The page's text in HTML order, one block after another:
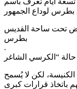
تحت الأرض تحت ساحة القديس
بطرس
.
لكن لا يُسمح